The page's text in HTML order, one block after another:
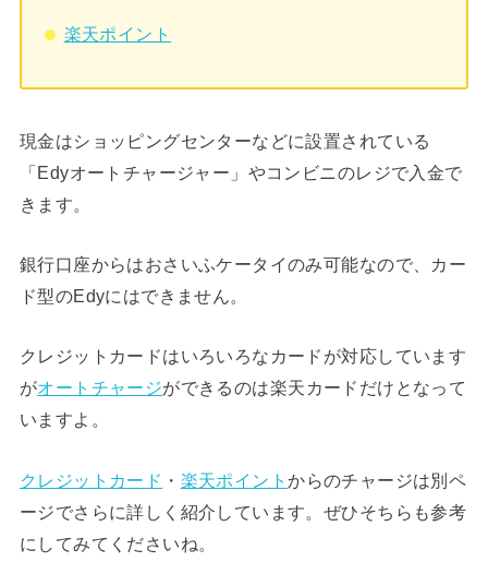
楽天ポイント
現金はショッピングセンターなどに設置されている
「Edyオートチャージャー」やコンビニのレジで入金で
きます。
銀行口座からはおさいふケータイのみ可能なので、カー
ド型のEdyにはできません。
クレジットカードはいろいろなカードが対応しています
がオートチャージができるのは楽天カードだけとなって
いますよ。
クレジットカード ・ 楽天ポイントからのチャージは別ペ
ージでさらに詳しく紹介しています。ぜひそちらも参考
にしてみてくださいね。